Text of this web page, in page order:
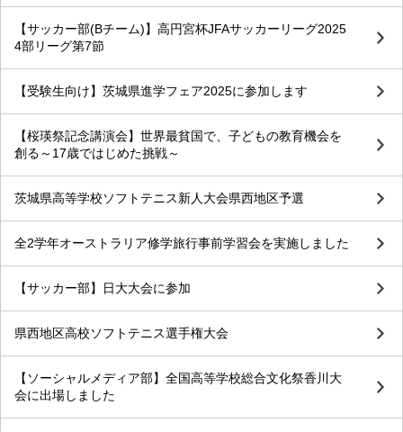
【サッカー部(Bチーム)】高円宮杯JFAサッカーリーグ2025
4部リーグ第7節
【受験生向け】茨城県進学フェア2025に参加します
【桜瑛祭記念講演会】世界最貧国で、子どもの教育機会を
創る～17歳ではじめた挑戦～
茨城県高等学校ソフトテニス新人大会県西地区予選
全2学年オーストラリア修学旅行事前学習会を実施しました
【サッカー部】日大大会に参加
県西地区高校ソフトテニス選手権大会
【ソーシャルメディア部】全国高等学校総合文化祭香川大
会に出場しました